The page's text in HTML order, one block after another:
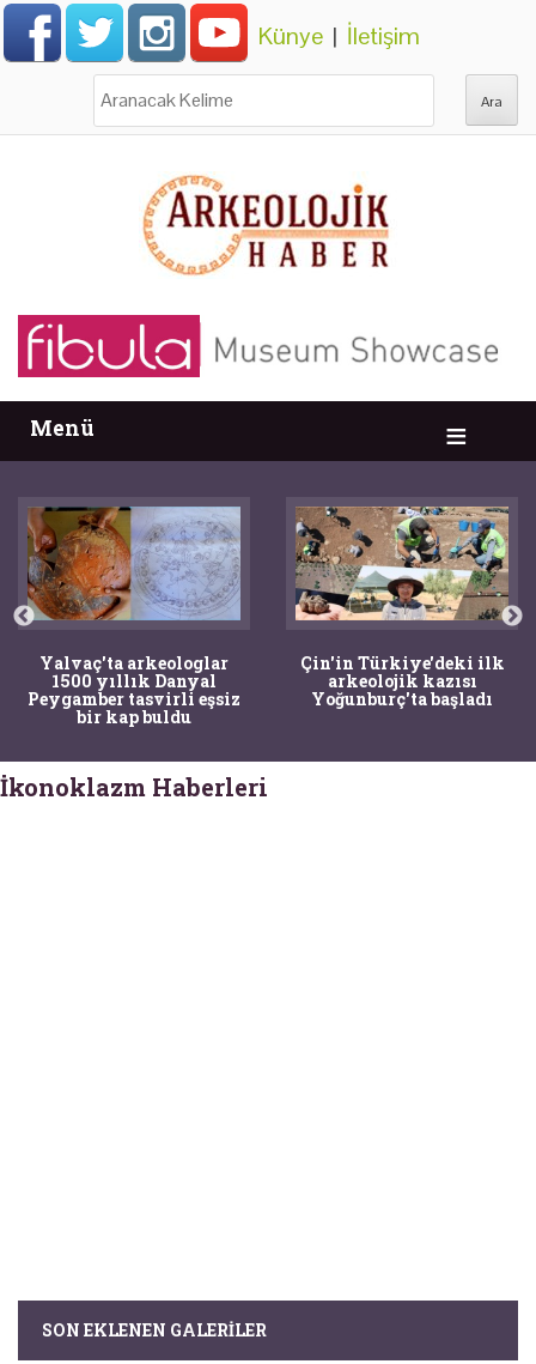
Künye | İletişim
Menü
Yalvaç'ta arkeologlar
1500 yıllık Danyal
Peygamber tasvirli eşsiz
bir kap buldu
Çin'in Türkiye'deki ilk
arkeolojik kazısı
Yoğunburç'ta başladı
İkonoklazm Haberleri
SON EKLENEN GALERILER